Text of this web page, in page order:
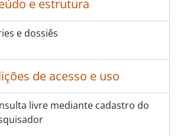
e estrutura
e dossiês
de acesso e uso
livre mediante cadastro do